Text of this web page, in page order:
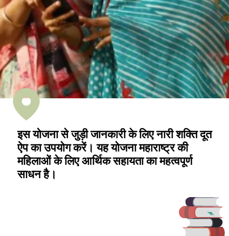
इस योजना से जुड़ी जानकारी के लिए नारी शक्ति दूत
ऐप का उपयोग करें। यह योजना महाराष्ट्र की
महिलाओं के लिए आर्थिक सहायता का महत्वपूर्ण
साधन है।